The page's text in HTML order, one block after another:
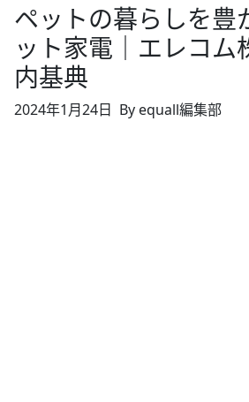
ペットの暮らしを豊
ット家電｜エレコム
内基典
2024年1月24日 By equall編集部